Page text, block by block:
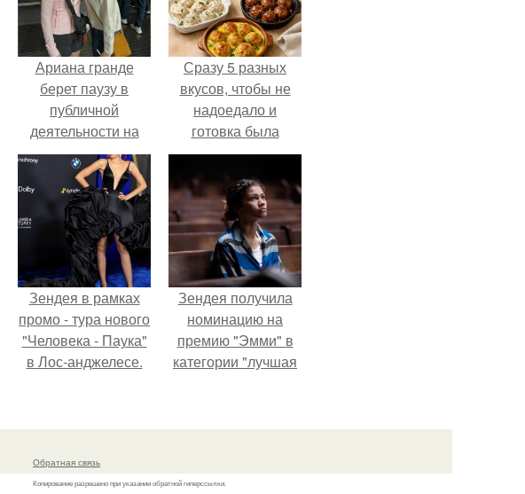
Ариана гранде
берет паузу в
публичной
деятельности на
фоне слухов о
своем здоровье.
Сразу 5 разных
вкусов, чтобы не
надоедало и
готовка была
проще.
Зендея в рамках
промо - тура нового
"Человека - Паука"
в Лос-анджелесе.
Зендея получила
номинацию на
премию "Эмми" в
категории "лучшая
сериале" за третий
Обратная связь
Копирование разрешено при указании обратной гиперссылки.